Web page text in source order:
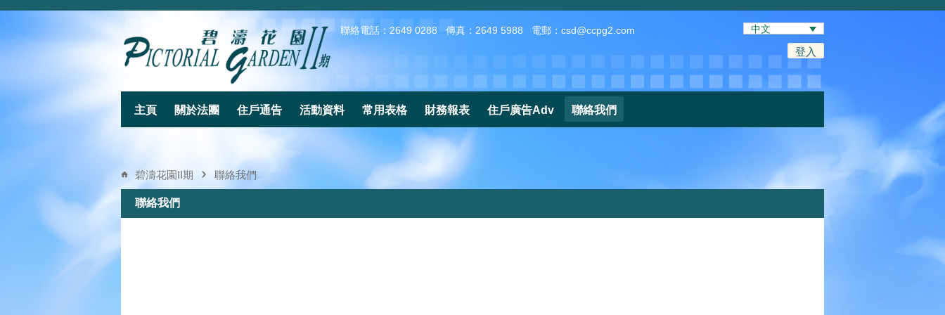
聯絡電話：2649 0288 傳真：2649 5988 電郵： csd@ccpg2.com 中文
登入
主頁 關於法團 住戶通告 活動資料 常用表格 財務報表 住戶廣告Adv 聯絡我們
碧濤花園II期 聯絡我們
聯絡我們